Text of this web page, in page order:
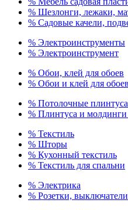
% Шезлонги, лежаки,
% Садовые качели,
% Электроинструменты
% Электроинструмент
% Обои, клей для обоев
% Обои и клей для обоев
% Потолочные
% Плинтуса и
% Текстиль
% Шторы
% Кухонный текстиль
% Текстиль для спальни
% Электрика
% Розетки, выключатели